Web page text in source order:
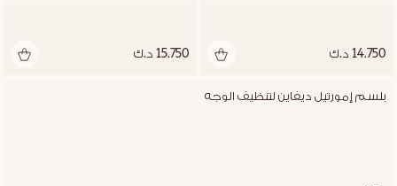
14.750 د.ك 15.750 د.ك
بلسم إمورتيل ديفاين لتنظيف الوجه